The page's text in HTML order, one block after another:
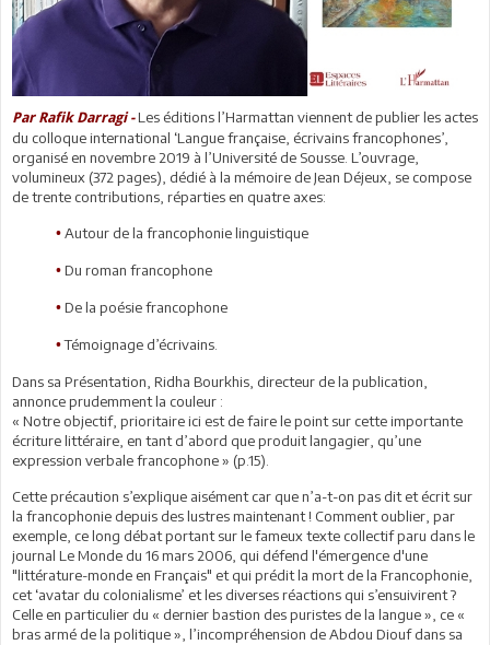
Par Rafik Darragi -Les éditions l’Harmattan viennent de publier les actes
du colloque international ‘Langue française, écrivains francophones’,
organisé en novembre 2019 à l’Université de Sousse. L’ouvrage,
volumineux (372 pages), dédié à la mémoire de Jean Déjeux, se compose
de trente contributions, réparties en quatre axes:
• Autour de la francophonie linguistique
• Du roman francophone
• De la poésie francophone
•Témoignage d’écrivains.
Dans sa Présentation, Ridha Bourkhis, directeur de la publication,
annonce prudemment la couleur :
« Notre objectif, prioritaire ici est de faire le point sur cette importante
écriture littéraire, en tant d’abord que produit langagier, qu’une
expression verbale francophone » (p.15).
Cette précaution s’explique aisément car que n’a-t-on pas dit et écrit sur
la francophonie depuis des lustres maintenant ! Comment oublier, par
exemple, ce long débat portant sur le fameux texte collectif paru dans le
journal Le Monde du 16 mars 2006, qui défend l'émergence d'une
"littérature-monde en Français" et qui prédit la mort de la Francophonie,
cet ‘avatar du colonialisme’ et les diverses réactions qui s’ensuivirent ?
Celle en particulier du « dernier bastion des puristes de la langue », ce «
bras armé de la politique », l’incompréhension de Abdou Diouf dans sa